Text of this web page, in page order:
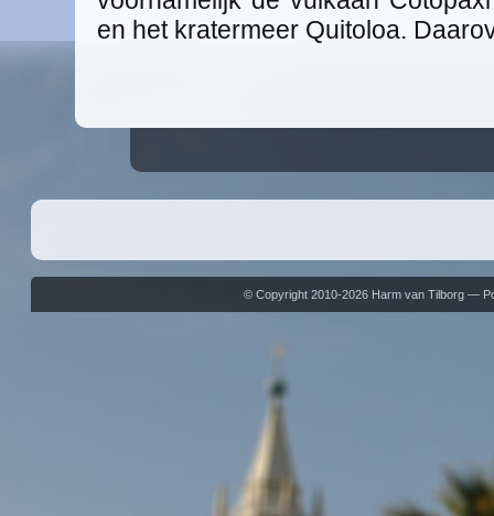
en het kratermeer Quitoloa.
© Copyright 2010-2026 Harm van Tilborg —